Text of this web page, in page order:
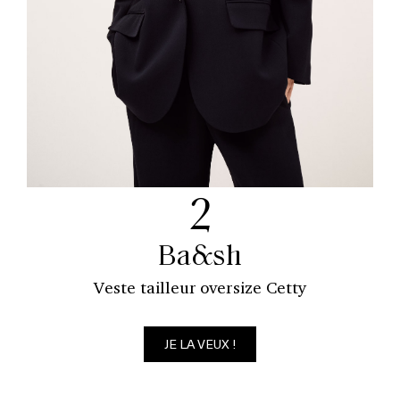
2
Ba&sh
Veste tailleur oversize Cetty
JE LA VEUX !